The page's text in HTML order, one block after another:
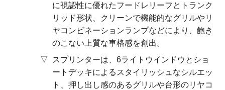
に視認性に優れたフードレリーフとトランク
リッド形状、クリーンで機能的なグリルやリ
ヤコンビネーションランプなどにより、飽き
のこない上質な車格感を創出。
スプリンターは、6ライトウインドウとショ
ートデッキによるスタイリッシュなシルエッ
ト、押し出し感のあるグリルや台形のリヤコ